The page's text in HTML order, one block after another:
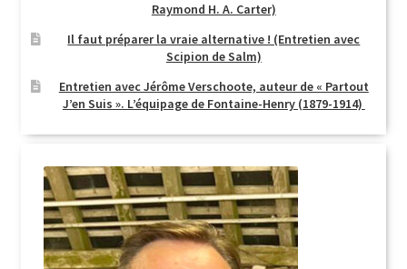
Raymond H. A. Carter)
Il faut préparer la vraie alternative ! (Entretien avec
Scipion de Salm)
Entretien avec Jérôme Verschoote, auteur de « Partout
J’en Suis ». L’équipage de Fontaine-Henry (1879-1914)